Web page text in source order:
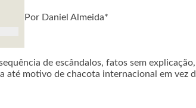
Por Daniel Almeida*
de escândalos, fatos sem
até motivo de chacota internacional em